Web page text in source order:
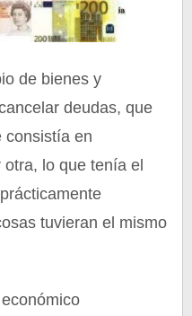
de bienes y
deudas, que
consistía en
lo que tenía el
tuvieran el mismo